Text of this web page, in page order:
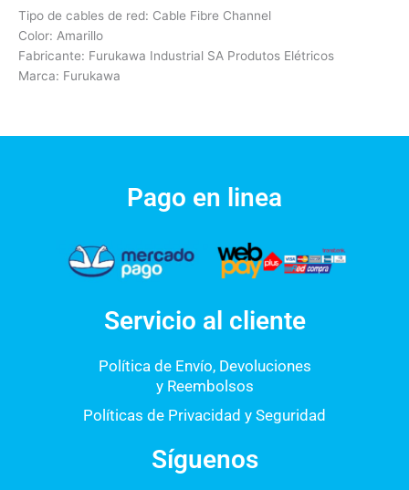
Tipo de cables de red: Cable Fibre Channel
Color: Amarillo
Fabricante: Furukawa Industrial SA Produtos Elétricos
Marca: Furukawa
Pago en linea
Servicio al cliente
Política de Envío, Devoluciones
y Reembolsos
Políticas de Privacidad y Seguridad
Síguenos